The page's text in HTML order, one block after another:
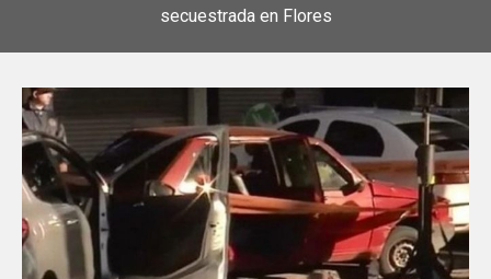
secuestrada en Flores